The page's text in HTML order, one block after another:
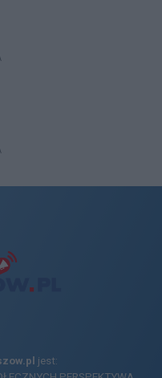
jest: